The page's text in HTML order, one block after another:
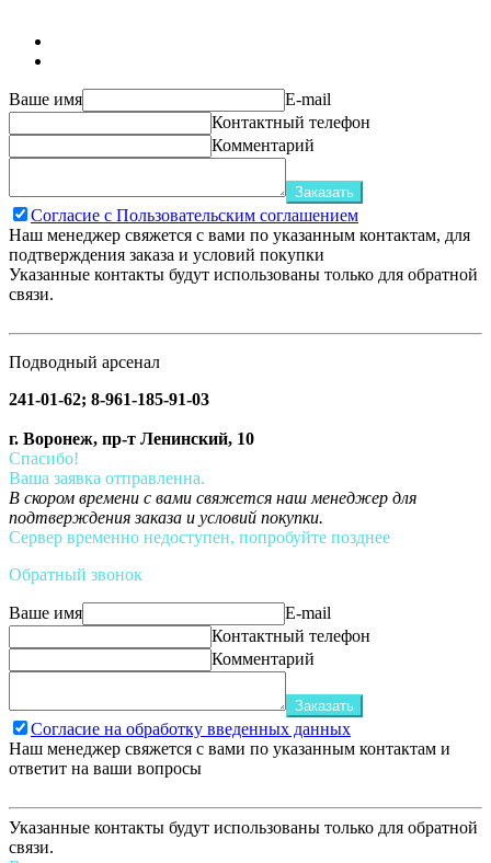
Ваше имя
E-mail
Контактный телефон
Комментарий
Заказать
Согласие с Пользовательским соглашением
Наш менеджер свяжется с вами по указанным контактам, для
подтверждения заказа и условий покупки
Указанные контакты будут использованы только для обратной
связи.
Подводный арсенал
241-01-62; 8-961-185-91-03
г. Воронеж, пр-т Ленинский, 10
Спасибо!
Ваша заявка отправленна.
В скором времени с вами свяжется наш менеджер для
подтверждения заказа и условий покупки.
Сервер временно недоступен, попробуйте позднее
Обратный звонок
Ваше имя
E-mail
Контактный телефон
Комментарий
Заказать
Согласие на обработку введенных данных
Наш менеджер свяжется с вами по указанным контактам и
ответит на ваши вопросы
Указанные контакты будут использованы только для обратной
связи.